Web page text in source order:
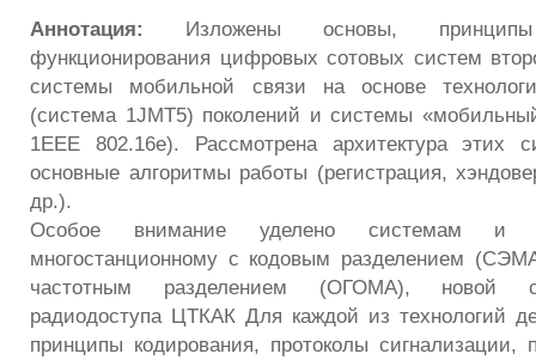
Аннотация: Изложены основы,
функционирования цифровых сотовых систем
системы мобильной связи на основе
(система 1ЈМТ5) поколений и системы
1ЕЕЕ 802.16е). Рассмотрена архитектура этих
основные алгоритмы работы (регистрация,
др.).
Особое внимание уделено системам и
многостанционному с кодовым разделением
частотным разделением (ОГОМА), новой
радиодоступа ЦТКАК Для каждой из технологий
принципы кодирования, протоколы сигнализации,